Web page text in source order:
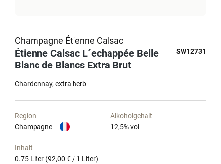
Champagne Étienne Calsac
Étienne Calsac L´echappée Belle
Blanc de Blancs Extra Brut
SW12731
Chardonnay extra herb
Region
Champagne
Alkoholgehalt
12,5% vol
Inhalt
0.75 Liter (92,00 € / 1 Liter)